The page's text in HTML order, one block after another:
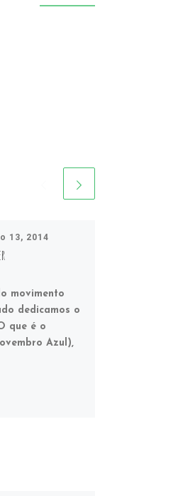
13, 2014
movimento
dedicamos o
que é o
Azul),